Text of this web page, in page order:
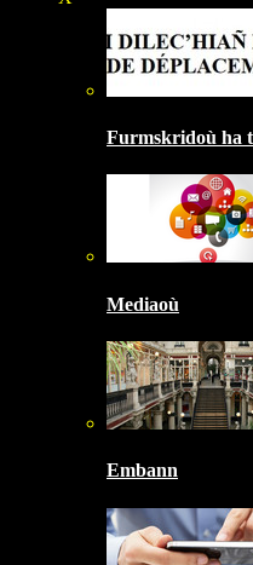
Furmskridoù ha
Mediaoù
Embann